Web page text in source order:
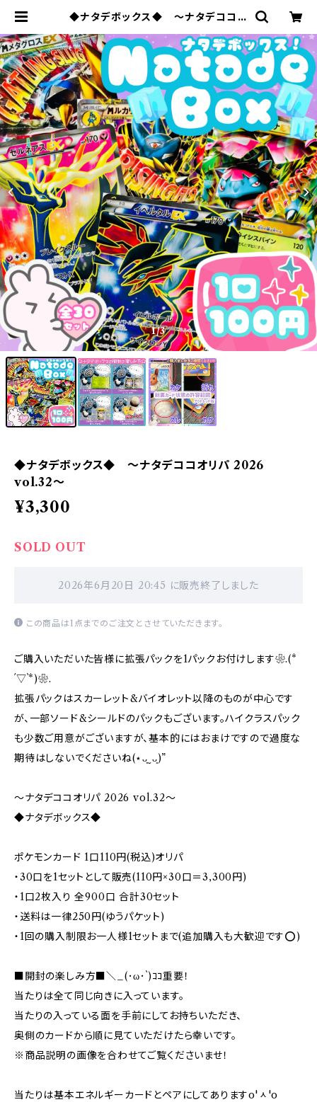
◆ナタデボックス◆ 〜ナタデココオ
ド専門店ナタデココ
1/3
◆ナタデボックス◆ 〜ナタデココオリパ 2026
vol.32〜
¥3,300
SOLD OUT
2026年6月20日 20:45 に販売終了しました
この商品は1点までのご注文とさせていただきます。
ご購入いただいた皆様に拡張パックを1パックお付けします❀.(*
´▽`*)❀.
拡張パックはスカーレット&バイオレット以降のものが中心です
が、一部ソード&シールドのパックもございます。ハイクラスパック
も少数ご用意がございますが、基本的にはおまけですので過度な
期待はしないでくださいね(⋆ᴗ͈ˬᴗ͈)”
〜ナタデココオリパ 2026 vol.32〜
◆ナタデボックス◆
ポケモンカード 1口110円(税込)オリパ
・30口を1セットとして販売(110円×30口＝3,300円)
・1口2枚入り 全900口 合計30セット
・送料は一律250円(ゆうパケット)
・1回の購入制限お一人様1セットまで(追加購入も大歓迎です⭕️)
■開封の楽しみ方■＼_(･ω･`)ｺｺ重要！
当たりは全て同じ向きに入っています。
当たりの入っている面を手前にしてお持ちいただき、
奥側のカードから順に見ていただけたら幸いです。
※商品説明の画像を合わせてご覧くださいませ！
当たりは基本エネルギーカードとペアにしてありますo'ᆺ'o